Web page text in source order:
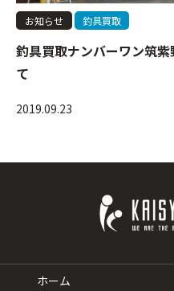
お知らせ 釣具買取
釣具買取ナンバーワン筑
て
2019.09.23
ホーム